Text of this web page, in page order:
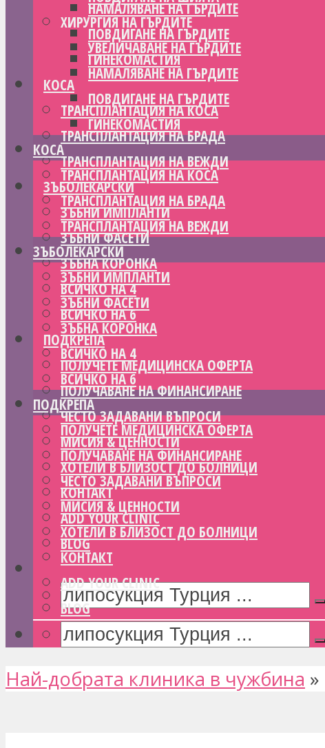
НАМАЛЯВАНЕ НА ГЪРДИТЕ
ПОВДИГАНЕ НА ГЪРДИТЕ
ГИНЕКОМАСТИЯ
КОСА
ТРАНСПЛАНТАЦИЯ НА КОСА
ТРАНСПЛАНТАЦИЯ НА БРАДА
ТРАНСПЛАНТАЦИЯ НА ВЕЖДИ
ЗЪБОЛЕКАРСКИ
ЗЪБНИ ИМПЛАНТИ
ЗЪБНИ ФАСЕТИ
ЗЪБНА КОРОНКА
ВСИЧКО НА 4
ВСИЧКО НА 6
ПОДКРЕПА
ПОЛУЧЕТЕ МЕДИЦИНСКА ОФЕРТА
ПОЛУЧАВАНЕ НА ФИНАНСИРАНЕ
ЧЕСТО ЗАДАВАНИ ВЪПРОСИ
МИСИЯ & ЦЕННОСТИ
ХОТЕЛИ В БЛИЗОСТ ДО БОЛНИЦИ
КОНТАКТ
ADD YOUR CLINIC
BLOG
ХИРУРГИЯ НА ГЪРДИТЕ
УВЕЛИЧАВАНЕ НА ГЪРДИТЕ
НАМАЛЯВАНЕ НА ГЪРДИТЕ
ПОВДИГАНЕ НА ГЪРДИТЕ
ГИНЕКОМАСТИЯ
КОСА
ТРАНСПЛАНТАЦИЯ НА КОСА
ТРАНСПЛАНТАЦИЯ НА БРАДА
ТРАНСПЛАНТАЦИЯ НА ВЕЖДИ
ЗЪБОЛЕКАРСКИ
ЗЪБНИ ИМПЛАНТИ
ЗЪБНИ ФАСЕТИ
ЗЪБНА КОРОНКА
ВСИЧКО НА 4
ВСИЧКО НА 6
ПОДКРЕПА
ПОЛУЧЕТЕ МЕДИЦИНСКА ОФЕРТА
ПОЛУЧАВАНЕ НА ФИНАНСИРАНЕ
ЧЕСТО ЗАДАВАНИ ВЪПРОСИ
МИСИЯ & ЦЕННОСТИ
ХОТЕЛИ В БЛИЗОСТ ДО БОЛНИЦИ
КОНТАКТ
ADD YOUR CLINIC
BLOG
Най-добрата клиника в чужбина »